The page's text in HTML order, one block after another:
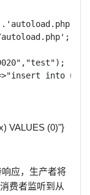
autoload.php';
into
VALUES (0)"}
应，生产者将
费者监听到从